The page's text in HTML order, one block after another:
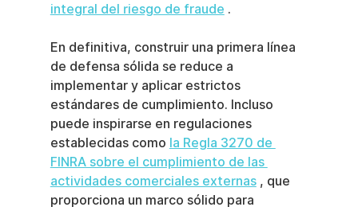
integral del riesgo de fraude .
En definitiva, construir una primera línea
de defensa sólida se reduce a
implementar y aplicar estrictos
estándares de cumplimiento. Incluso
puede inspirarse en regulaciones
establecidas como la Regla 3270 de
FINRA sobre el cumplimiento de las
actividades comerciales externas , que
proporciona un marco sólido para